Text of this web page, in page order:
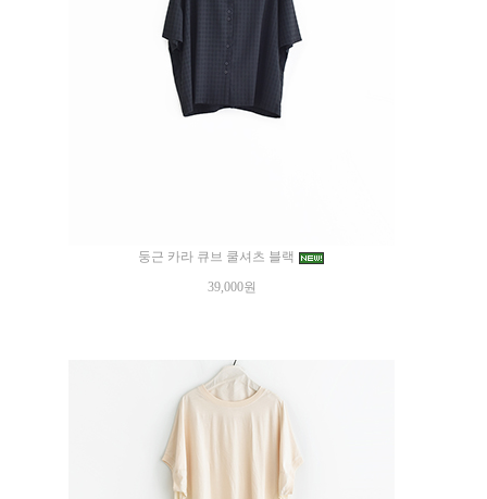
둥근 카라 큐브 쿨셔츠 블랙
39,000원